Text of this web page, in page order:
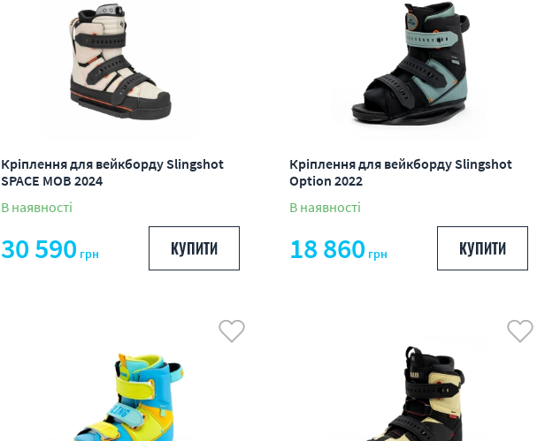
Кріплення для вейкборду Slingshot
SPACE MOB 2024
В наявності
30 590 грн КУПИТИ
Кріплення для вейкборду Slingshot
Option 2022
В наявності
18 860 грн КУПИТИ